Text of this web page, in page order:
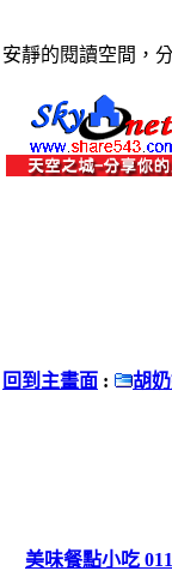
安靜的閱讀空間，分
回到主畫面 : 胡
美味餐點小吃